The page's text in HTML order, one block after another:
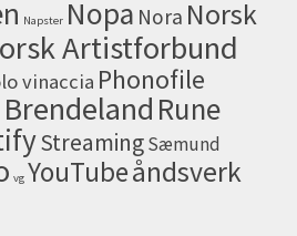
Napster Nopa Nora Norsk
Artistforbund
vinaccia Phonofile
Rune
StreamingSæmund
vg YouTubeåndsverk